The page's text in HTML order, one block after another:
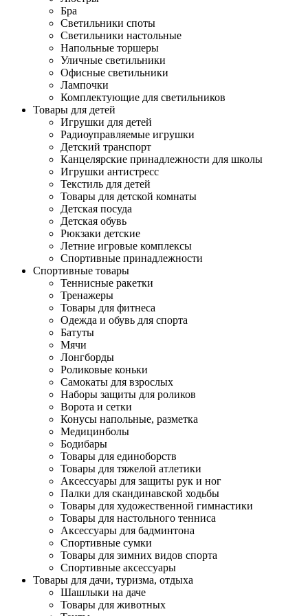
Бра
Светильники споты
Светильники настольные
Напольные торшеры
Уличные светильники
Офисные светильники
Лампочки
Комплектующие для светильников
Товары для детей
Игрушки для детей
Радиоуправляемые игрушки
Детский транспорт
Канцелярские принадлежности для школы
Игрушки антистресс
Текстиль для детей
Товары для детской комнаты
Детская посуда
Детская обувь
Рюкзаки детские
Летние игровые комплексы
Спортивные принадлежности
Спортивные товары
Теннисные ракетки
Тренажеры
Товары для фитнеса
Одежда и обувь для спорта
Батуты
Мячи
Лонгборды
Роликовые коньки
Самокаты для взрослых
Наборы защиты для роликов
Ворота и сетки
Конусы напольные, разметка
Медицинболы
Бодибары
Товары для единоборств
Товары для тяжелой атлетики
Аксессуары для защиты рук и ног
Палки для скандинавской ходьбы
Товары для художественной гимнастики
Товары для настольного тенниса
Аксессуары для бадминтона
Спортивные сумки
Товары для зимних видов спорта
Спортивные аксессуары
Товары для дачи, туризма, отдыха
Шашлыки на даче
Товары для животных